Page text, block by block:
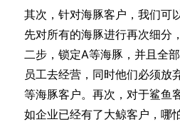
其次，针对海豚客户，我们可
先对所有的海豚进行再次细分
二步，锁定A等海豚，并且全
员工去经营，同时他们必须放
等海豚客户。再次，对于鲨鱼
如企业已经有了大鲸客户，哪